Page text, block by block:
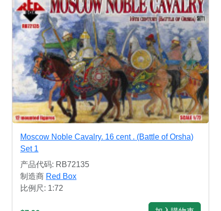
Moscow Noble Cavalry. 16 cent . (Battle of Orsha)
Set 1
产品代码: RB72135
制造商 Red Box
比例尺: 1:72